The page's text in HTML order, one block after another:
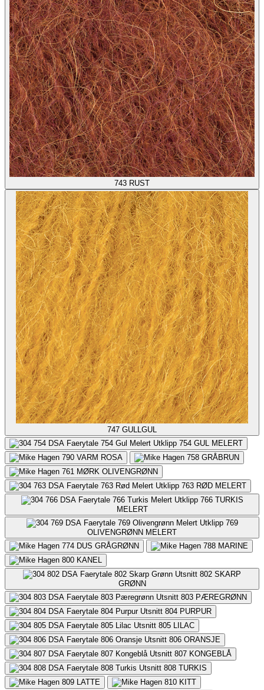
743 RUST
747 GULLGUL
754 GUL MELERT
790 VARM ROSA 758 GRÅBRUN
761 MØRK OLIVENGRØNN
763 RØD MELERT
766 TURKIS
MELERT
769
OLIVENGRØNN MELERT
774 DUS GRÅGRØNN 788 MARINE
800 KANEL
802 SKARP
GRØNN
803 PÆREGRØNN
804 PURPUR
805 LILAC
806 ORANSJE
807 KONGEBLÅ
808 TURKIS
809 LATTE 810 KITT